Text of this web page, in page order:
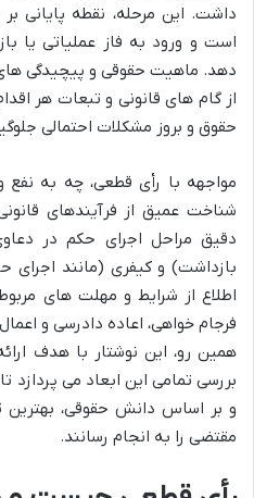
داشت. این مرحله، نقطه پایانی
است و ورود به فاز عملیاتی یا
دهد. ماهیت حقوقی و پیچیدگی
از گام های قانونی و تبعات هر
حقوق و بروز مشکلات احتمالی
مواجهه با رأی قطعی، چه به
شناخت عمیق از فرآیندهای
دقیق مراحل اجرای حکم در
بازداشت) و کیفری (مانند
اطلاع از شرایط و مهلت های
همین رو، این نوشتار با هدف
بررسی تمامی این ابعاد می پردازد
و بر اساس دانش حقوقی، بهترین
مقتضی را به انجام رسانند.